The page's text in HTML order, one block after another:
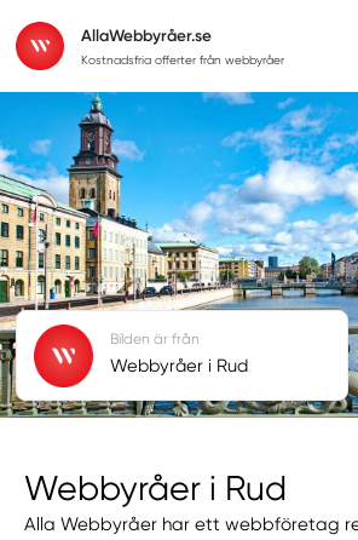
AllaWebbyråer.se
Kostnadsfria offerter från webbyråer
Webbyråer i Rud
Alla Webbyråer har ett webbföretag
Bilden är från
Webbyråer i Rud